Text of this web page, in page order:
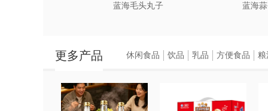
蓝海毛头丸子 蓝海
更多产品 休闲食品 饮品 乳品 方便食品 粮